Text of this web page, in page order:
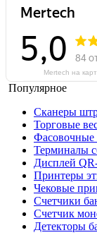
Mertech на
Популярное
Сканеры
Торговые
Фасовочные
Терминалы
Дисплей
Принтеры
Чековые
Счетчики
Счетчик
Детекторы